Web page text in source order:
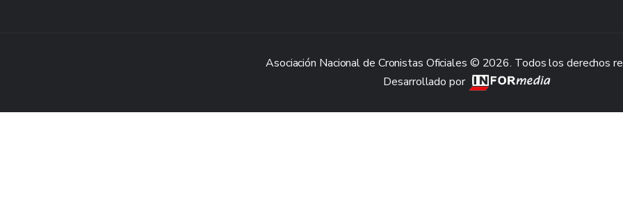
Asociación Nacional de Cronistas Oficiales © 2026. Todos los derechos
Desarrollado por